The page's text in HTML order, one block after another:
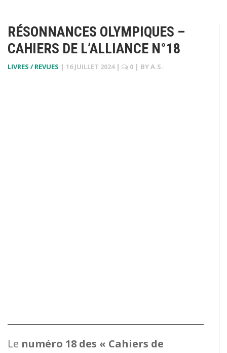
RÉSONNANCES OLYMPIQUES –
CAHIERS DE L’ALLIANCE N°18
LIVRES / REVUES | 16 JUILLET 2024 | 0 | BYA.S.
Le numéro 18 des « Cahiers de